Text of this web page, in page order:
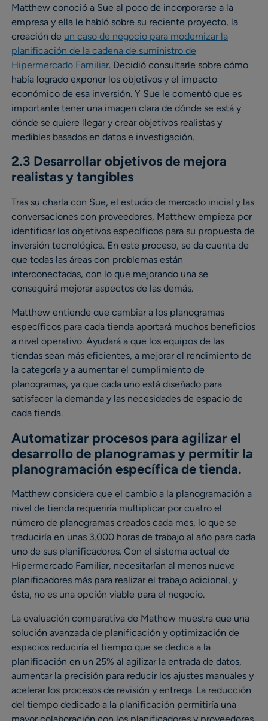
Matthew conoció a Sue al poco de incorporarse a la
empresa y ella le habló sobre su reciente proyecto, la
creación de un caso de negocio para modernizar la
planificación de la cadena de suministro de
Hipermercado Familiar. Decidió consultarle sobre cómo
había logrado exponer los objetivos y el impacto
económico de esa inversión. Y Sue le comentó que es
importante tener una imagen clara de dónde se está y
dónde se quiere llegar y crear objetivos realistas y
medibles basados en datos e investigación.
2.3 Desarrollar objetivos de mejora
realistas y tangibles
Tras su charla con Sue, el estudio de mercado inicial y las
conversaciones con proveedores, Matthew empieza por
identificar los objetivos específicos para su propuesta de
inversión tecnológica. En este proceso, se da cuenta de
que todas las áreas con problemas están
interconectadas, con lo que mejorando una se
conseguirá mejorar aspectos de las demás.
Matthew entiende que cambiar a los planogramas
específicos para cada tienda aportará muchos beneficios
a nivel operativo. Ayudará a que los equipos de las
tiendas sean más eficientes, a mejorar el rendimiento de
la categoría y a aumentar el cumplimiento de
planogramas, ya que cada uno está diseñado para
satisfacer la demanda y las necesidades de espacio de
cada tienda.
Automatizar procesos para agilizar el
desarrollo de planogramas y permitir la
planogramación específica de tienda.
Matthew considera que el cambio a la planogramación a
nivel de tienda requeriría multiplicar por cuatro el
número de planogramas creados cada mes, lo que se
traduciría en unas 3.000 horas de trabajo al año para cada
uno de sus planificadores. Con el sistema actual de
Hipermercado Familiar, necesitarían al menos nueve
planificadores más para realizar el trabajo adicional, y
ésta, no es una opción viable para el negocio.
La evaluación comparativa de Mathew muestra que una
solución avanzada de planificación y optimización de
espacios reduciría el tiempo que se dedica a la
planificación en un 25% al agilizar la entrada de datos,
aumentar la precisión para reducir los ajustes manuales y
acelerar los procesos de revisión y entrega. La reducción
del tiempo dedicado a la planificación permitiría una